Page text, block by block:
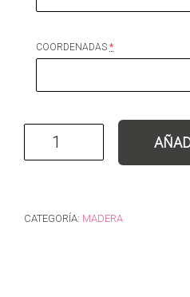
COORDENADAS *
CATEGORÍA: MADERA